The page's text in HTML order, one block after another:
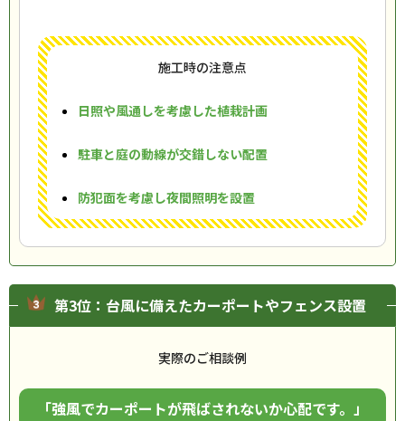
施工時の注意点
日照や風通しを考慮した植栽計画
駐車と庭の動線が交錯しない配置
防犯面を考慮し夜間照明を設置
第3位：台風に備えたカーポートやフェンス設置
実際のご相談例
「強風でカーポートが飛ばされないか心配です。」